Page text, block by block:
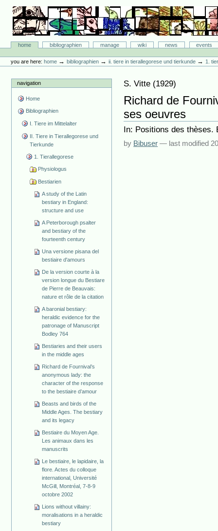
content.
navigation
Bibliographie-Portal
Sectionshome bibliographien manage wiki news
events
tools
you are here: home →bibliographien →ii. tiere in tierallegorese und tierkunde →1.
navigation
Home
Bibliographien
I. Tiere im Mittelalter
II. Tiere in Tierallegorese und
Tierkunde
1. Tierallegorese
Physiologus
Bestiarien
A study of the Latin
bestiary in England:
structure and use
A Peterborough psalter
and bestiary of the
fourteenth century
Una versione pisana del
bestiaire d'amours
De la version courte à la
version longue du Bestiare
de Pierre de Beauvais:
nature et rôle de la citation
A baronial bestiary:
heraldic evidence for the
patronage of Manuscript
Bodley 764
Bestiaries and their users
in the middle ages
Richard de Fournival’s
anonymous lady: the
character of the response
to the bestiaire d’amour
Beasts and birds of the
Middle Ages. The bestiary
and its legacy
Bestiaire du Moyen Age.
Les animaux dans les
manuscrits
Le bestiaire, le lapidaire, la
flore. Actes du colloque
international, Université
McGill, Montréal, 7-8-9
octobre 2002
Lions without villainy:
moralisations in a heraldic
bestiary
S. Vitte (1929)
Richard de
ses oeuvres
In: Positions des thèses.
by Bibuser — last modified